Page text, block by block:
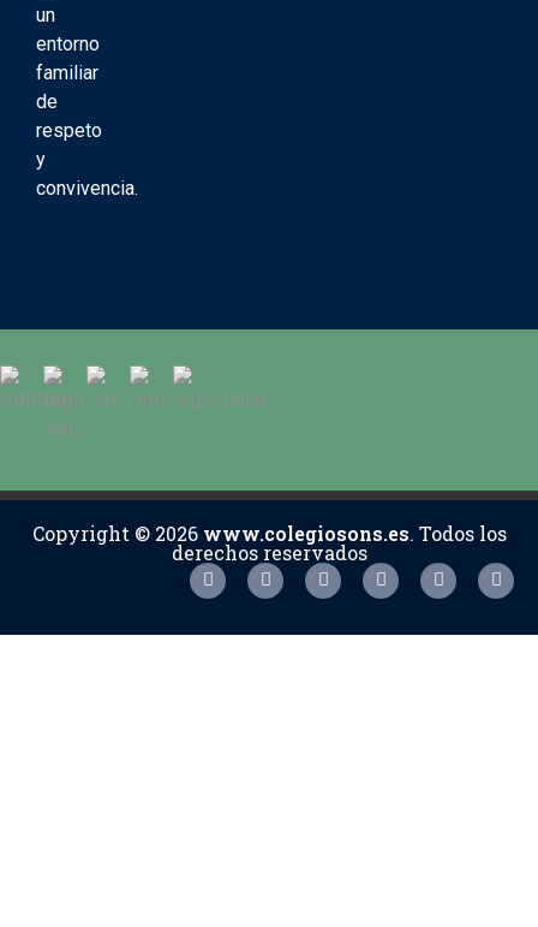
un
entorno
familiar
de
respeto
y
convivencia.
Copyright © 2026 www.colegiosons.es. Todos los
derechos reservados